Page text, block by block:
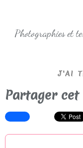
Photographies et
J'AI
Partager